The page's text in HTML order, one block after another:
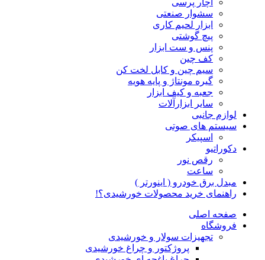
سشوار صنعتی
ابزار لحیم کاری
پیچ گوشتی
پنس و ست ابزار
کف چین
سیم چین و کابل لخت کن
گیره مونتاژ و پایه هویه
جعبه و کیف ابزار
سایر ابزارآلات
لوازم جانبی
سیستم های صوتی
اسپیکر
دکوراتیو
رقص نور
ساعت
مبدل برق خودرو ( اینورتر )
راهنمای خرید محصولات خورشیدی؟!
صفحه اصلی
فروشگاه
تجهیزات سولار و خورشیدی
پروژکتور و چراغ خورشیدی